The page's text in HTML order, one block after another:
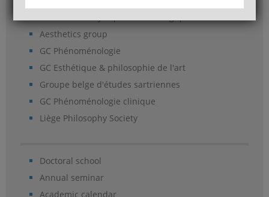
Aesthetics group
GC Phénoménologie
GC Esthétique & philosophie de l'art
Groupe belge d'études sartriennes
GC Phénoménologie clinique
Liège Philosophy Society
Doctoral school
Annual seminar
Academic calendar